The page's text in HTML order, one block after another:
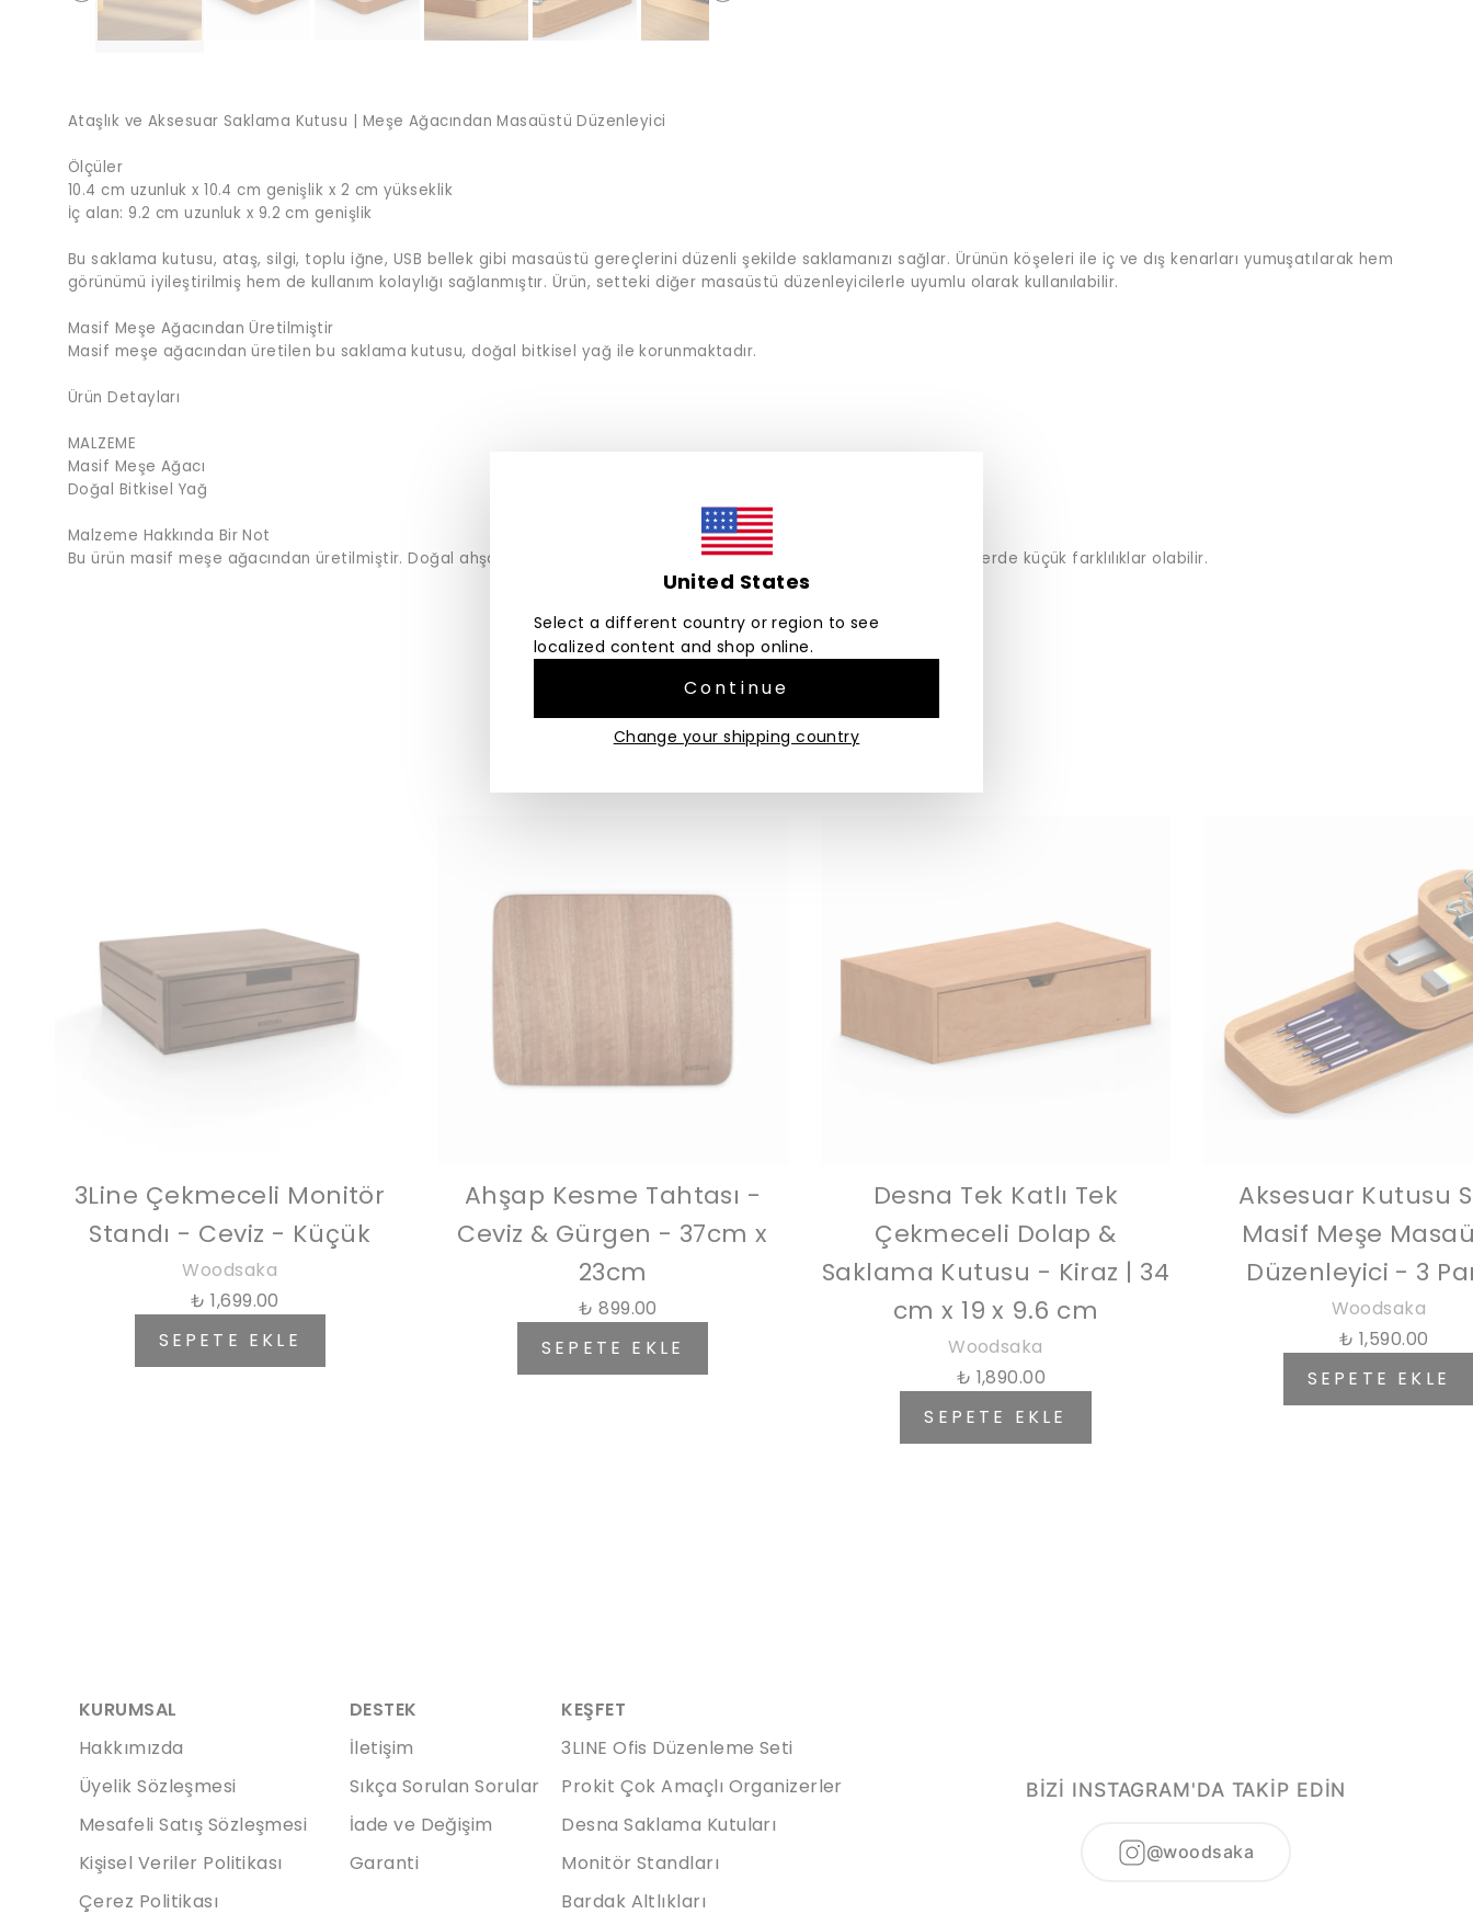
United States
Select a different country or region to see
localized content and shop online.
Continue
Change your shipping country
Ataşlık ve Aksesuar Saklama Kutusu | Meşe Ağacından Masaüstü Düzenleyici
Ölçüler
10.4 cm uzunluk x 10.4 cm genişlik x 2 cm yükseklik
İç alan: 9.2 cm uzunluk x 9.2 cm genişlik
Bu saklama kutusu, ataş, silgi, toplu iğne, USB bellek gibi masaüstü gereçlerini düzenli şekilde saklamanızı sağlar. Ürünün köşeleri ile iç ve dış kenarları yumuşatılarak hem
görünümü iyileştirilmiş hem de kullanım kolaylığı sağlanmıştır. Ürün, setteki diğer masaüstü düzenleyicilerle uyumlu olarak kullanılabilir.
Masif Meşe Ağacından Üretilmiştir
Masif meşe ağacından üretilen bu saklama kutusu, doğal bitkisel yağ ile korunmaktadır.
Ürün Detayları
MALZEME
Masif Meşe Ağacı
Doğal Bitkisel Yağ
Malzeme Hakkında Bir Not
Bu ürün masif meşe ağacından üretilmiştir. Doğal ahşap malzeme nedeniyle her ürünün rengi kendine özgüdür. Ölçülerde küçük farklılıklar olabilir.
Önerilen Ürünler
3Line Çekmeceli Monitör
Standı - Ceviz - Küçük
Woodsaka
₺ 1,699.00
SEPETE EKLE
Ahşap Kesme Tahtası -
Ceviz & Gürgen - 37cm x
23cm
₺ 899.00
SEPETE EKLE
Desna Tek Katlı Tek
Çekmeceli Dolap &
Saklama Kutusu - Kiraz | 34
cm x 19 x 9.6 cm
Woodsaka
₺ 1,890.00
SEPETE EKLE
Aksesuar Kutusu
Masif Meşe
Düzenleyici - 3
Woodsaka
₺ 1,590.00
SEPETE EKLE
KURUMSAL
Hakkımızda
Üyelik Sözleşmesi
Mesafeli Satış Sözleşmesi
Kişisel Veriler Politikası
Çerez Politikası
DESTEK
İletişim
Sıkça Sorulan Sorular
İade ve Değişim
Garanti
KEŞFET
3LINE Ofis Düzenleme Seti
Prokit Çok Amaçlı Organizerler
Desna Saklama Kutuları
Monitör Standları
Bardak Altlıkları
BİZİ INSTAGRAM'DA TAKİP EDİN
@woodsaka